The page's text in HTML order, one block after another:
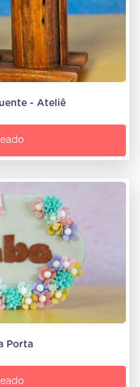
- Ateliê
Porta